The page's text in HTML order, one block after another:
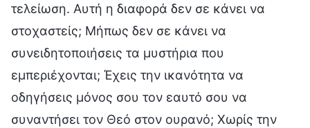
τελείωση. Αυτή η διαφορά δεν σε κάνει να
στοχαστείς; Μήπως δεν σε κάνει να
συνειδητοποιήσεις τα μυστήρια που
εμπεριέχονται; Έχεις την ικανότητα να
οδηγήσεις μόνος σου τον εαυτό σου να
συναντήσει τον Θεό στον ουρανό; Χωρίς την